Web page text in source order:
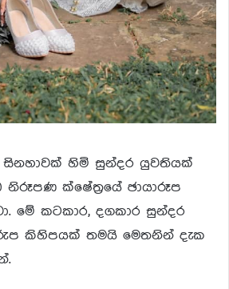
හිමි සුන්දර යුවතියක්
ක්ෂේත්‍රයේ ඡායාරූප
මේ කටකාර, දගකාර සුන්දර
කිහිපයක් තමයි මෙතනින් දැක